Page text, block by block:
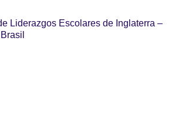
Liderazgos Escolares de Inglaterra –